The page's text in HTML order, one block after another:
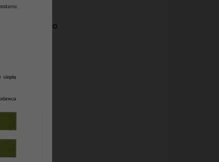
odbytego